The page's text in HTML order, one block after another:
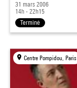
31 mars 2006
14h - 22h15
Terminé
Centre Pompidou, Paris